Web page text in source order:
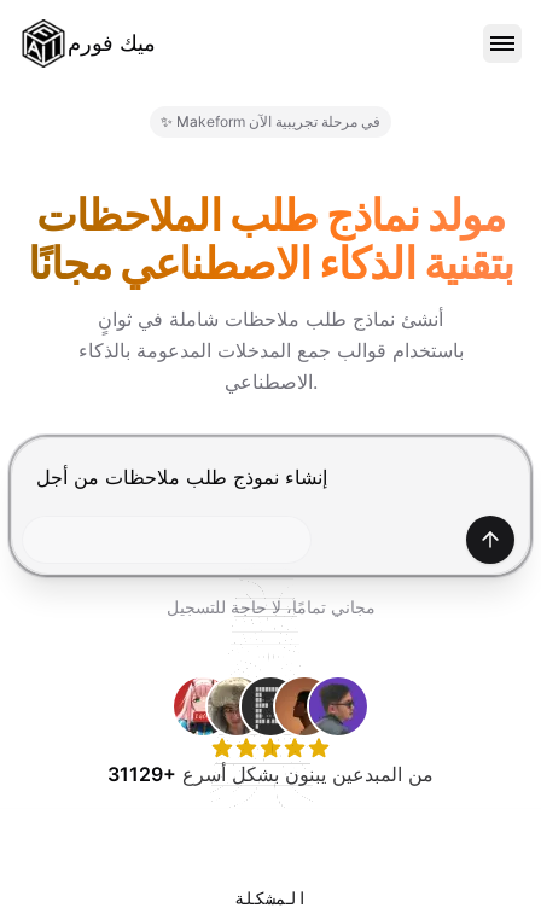
ميك فورم
المدونة
تسجيل الدخول
✨ Makeform في مرحلة تجريبية الآن
مولد نماذج طلب الملاحظات
بتقنية الذكاء الاصطناعي مجانًا
أنشئ نماذج طلب ملاحظات شاملة في ثوانٍ
باستخدام قوالب جمع المدخلات المدعومة بالذكاء
الاصطناعي.
إنشاء
مجاني تمامًا، لا حاجة للتسجيل
31129+ من المبدعين يبنون بشكل أسرع
المشكلة